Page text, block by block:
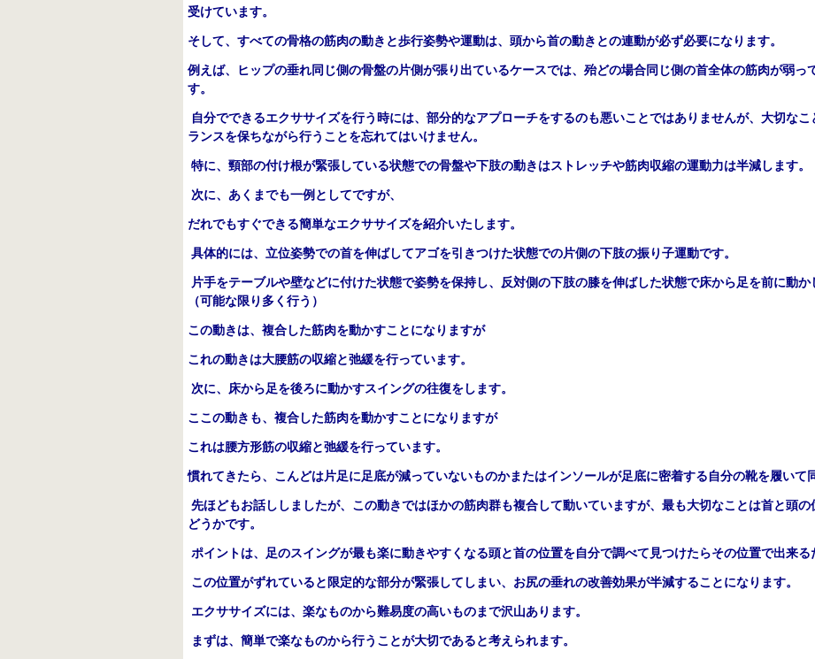
受けています。
そして、すべての骨格の筋肉の動きと歩行姿勢や運動は、頭から首の動きとの連動が必ず必要になります。
例えば、ヒップの垂れ同じ側の骨盤の片側が張り出ているケースでは、殆どの場合同じ側の首全体の筋肉が弱っ
す。
自分でできるエクササイズを行う時には、部分的なアプローチをするのも悪いことではありませんが、大切な
ランスを保ちながら行うことを忘れてはいけません。
特に、頸部の付け根が緊張している状態での骨盤や下肢の動きはストレッチや筋肉収縮の運動力は半減します。
次に、あくまでも一例としてですが、
だれでもすぐできる簡単なエクササイズを紹介いたします。
具体的には、立位姿勢での首を伸ばしてアゴを引きつけた状態での片側の下肢の振り子運動です。
片手をテーブルや壁などに付けた状態で姿勢を保持し、反対側の下肢の膝を伸ばした状態で床から足を前に動か
（可能な限り多く行う）
この動きは、複合した筋肉を動かすことになりますが
これの動きは大腰筋の収縮と弛緩を行っています。
次に、床から足を後ろに動かすスイングの往復をします。
ここの動きも、複合した筋肉を動かすことになりますが
これは腰方形筋の収縮と弛緩を行っています。
慣れてきたら、こんどは片足に足底が減っていないものかまたはインソールが足底に密着する自分の靴を履いて
先ほどもお話ししましたが、この動きではほかの筋肉群も複合して動いていますが、最も大切なことは首と頭
どうかです。
ポイントは、足のスイングが最も楽に動きやすくなる頭と首の位置を自分で調べて見つけたらその位置で出来る
この位置がずれていると限定的な部分が緊張してしまい、お尻の垂れの改善効果が半減することになります。
エクササイズには、楽なものから難易度の高いものまで沢山あります。
まずは、簡単で楽なものから行うことが大切であると考えられます。